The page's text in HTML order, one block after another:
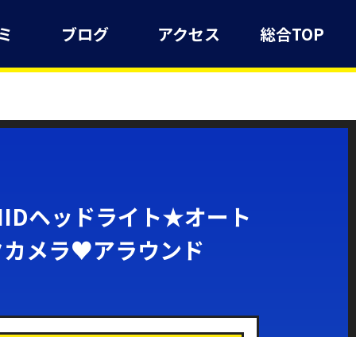
ブログ アクセス 総合TOP
ヘッドライト★オート
メラ♥アラウンド